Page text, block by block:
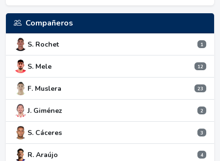
Compañeros
S. Rochet 1
S. Mele 12
F. Muslera 23
J. Giménez 2
S. Cáceres 3
R. Araújo 4